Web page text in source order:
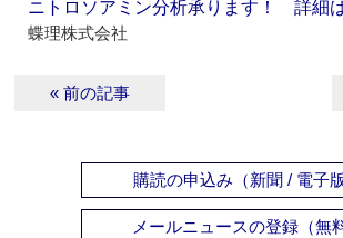
ニトロソアミン分析承ります！ 詳細
蝶理株式会社
« 前の記事
購読の申込み（新聞 / 電子版
メールニュースの登録（無